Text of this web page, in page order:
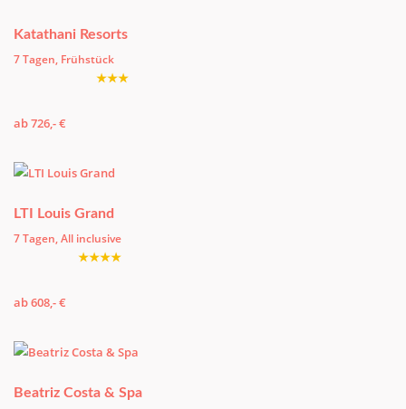
Katathani Resorts
7 Tagen, Frühstück
★★★
ab 726,- €
LTI Louis Grand
7 Tagen, All inclusive
★★★★
ab 608,- €
Beatriz Costa & Spa